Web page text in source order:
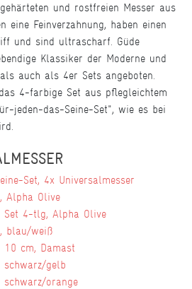
und rostfreien Messer aus
eine Feinverzahnung, haben einen
und sind ultrascharf. Güde
Klassiker der Moderne und
auch als 4er Sets angeboten.
4-farbige Set aus pflegleichtem
jeden-das-Seine-Set", wie es bei
Set, 4x Universalmesser
Alpha Olive
Set 4-tlg, Alpha Olive
blau/weiß
10 cm, Damast
schwarz/gelb
schwarz/orange